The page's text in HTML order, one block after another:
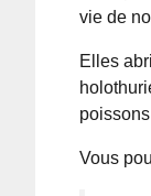
vie de
Elles
Vous